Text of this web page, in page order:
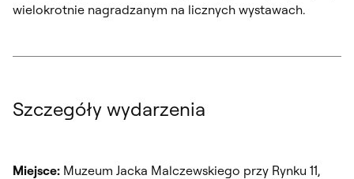
wielokrotnie nagradzanym na licznych wystawach.
Szczegóły wydarzenia
Miejsce: Muzeum Jacka Malczewskiego przy Rynku 11,